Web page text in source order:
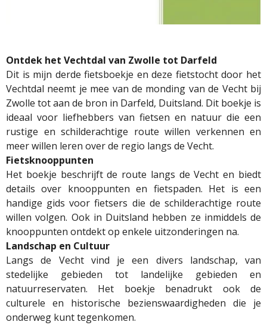
Ontdek het Vechtdal van Zwolle tot Darfeld
Dit is mijn derde fietsboekje en deze fietstocht door het
Vechtdal neemt je mee van de monding van de Vecht bij
Zwolle tot aan de bron in Darfeld, Duitsland. Dit boekje is
ideaal voor liefhebbers van fietsen en natuur die een
rustige en schilderachtige route willen verkennen en
meer willen leren over de regio langs de Vecht.
Fietsknooppunten
Het boekje beschrijft de route langs de Vecht en biedt
details over knooppunten en fietspaden. Het is een
handige gids voor fietsers die de schilderachtige route
willen volgen. Ook in Duitsland hebben ze inmiddels de
knooppunten ontdekt op enkele uitzonderingen na.
Landschap en Cultuur
Langs de Vecht vind je een divers landschap, van
stedelijke gebieden tot landelijke gebieden en
natuurreservaten. Het boekje benadrukt ook de
culturele en historische bezienswaardigheden die je
onderweg kunt tegenkomen.